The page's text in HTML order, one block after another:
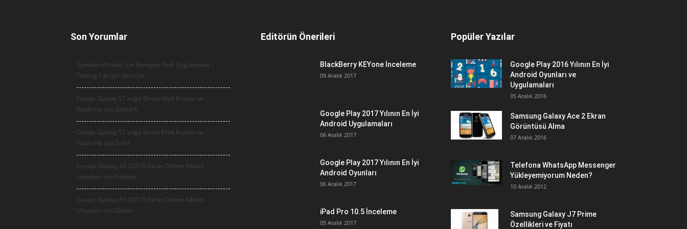
Son Yorumlar
Symbian (Nokia) İçin Konuşan Kedi Uygulaması –
Talking Cat için isim işte
Cevap: Galaxy S7 edge Ekran Kilidi Koyma ve
Kaldırma için Göktürk
Cevap: Galaxy S7 edge Ekran Kilidi Koyma ve
Kaldırma için Zafer
Cevap: Galaxy A5 (2017) Ekran Desen Kilidini
Unuttum için Göktürk
Cevap: Galaxy A5 (2017) Ekran Desen Kilidini
Unuttum için Özkan
Editörün Önerileri
BlackBerry KEYone İnceleme
09 Aralık 2017
Google Play 2017 Yılının En İyi
Android Uygulamaları
06 Aralık 2017
Google Play 2017 Yılının En İyi
Android Oyunları
06 Aralık 2017
iPad Pro 10.5 İnceleme
05 Aralık 2017
Popüler Yazılar
Google Play 2016 Yılının En İyi
Android Oyunları ve
Uygulamaları
05 Aralık 2016
Samsung Galaxy Ace 2 Ekran
Görüntüsü Alma
07 Aralık 2016
Telefona WhatsApp Messenger
Yükleyemiyorum Neden?
10 Aralık 2012
Samsung Galaxy J7 Prime
Özellikleri ve Fiyatı